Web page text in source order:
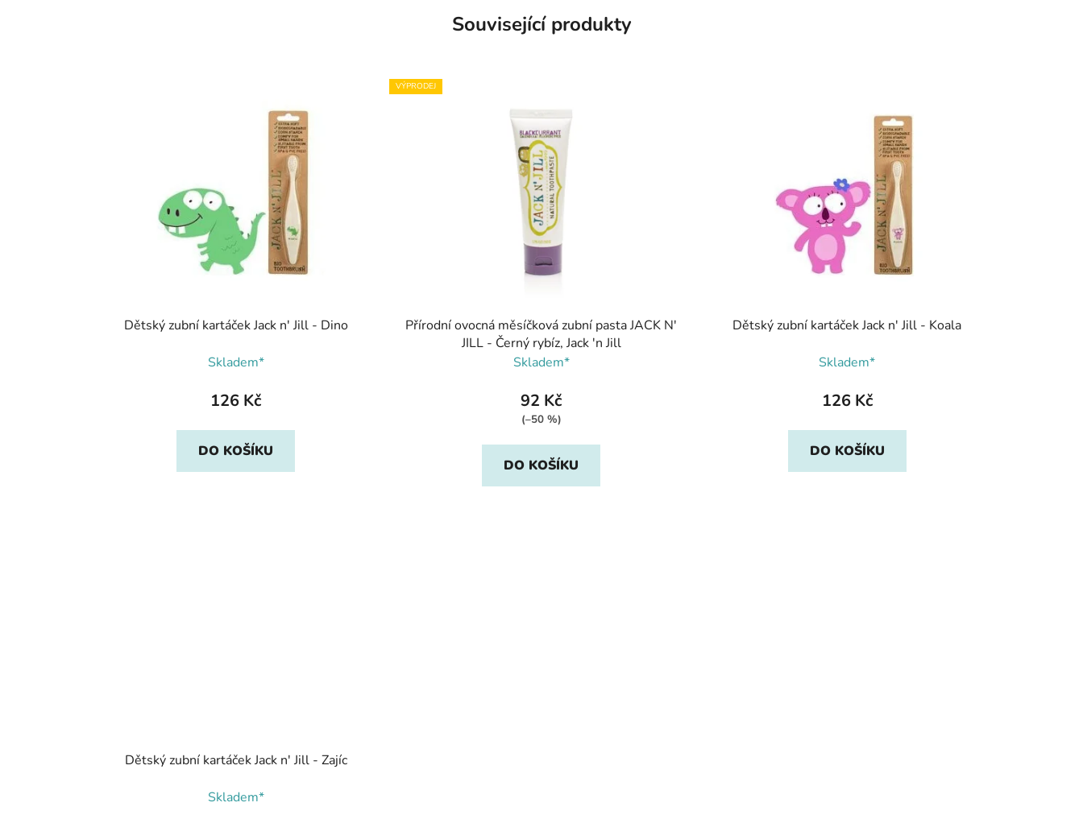
Související produkty
Dětský zubní kartáček Jack n' Jill - Dino
Skladem*
126 Kč
DO KOŠÍKU
VÝPRODEJ
Přírodní ovocná měsíčková zubní pasta JACK N'
JILL - Černý rybíz, Jack 'n Jill
Skladem*
92 Kč
(–50 %)
DO KOŠÍKU
Dětský zubní kartáček Jack n' Jill - Koala
Skladem*
126 Kč
DO KOŠÍKU
Dětský zubní kartáček Jack n' Jill - Zajíc
Skladem*